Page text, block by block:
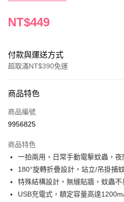
NT$449
付款與運送方式
超取滿NT$390免運
POYA支付
信用卡一次付款
LINE Pay
Apple Pay
街口支付
商品特色
商品編號
9956825
商品特色
一拍兩用，日常手動電擊蚊蟲，夜
180°旋轉折疊設計，站立/吊掛捕
特殊結構設計，無縫貼牆，蚊蟲不
USB充電式，額定容量高達